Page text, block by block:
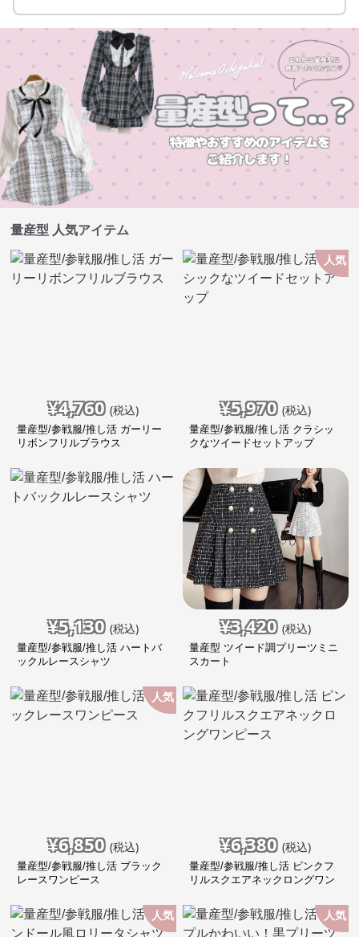
量産型 人気アイテム
¥4,760 (税込)
量産型/参戦服/推し活 ガーリー
リボンフリルブラウス
人気
¥5,970 (税込)
量産型/参戦服/推し活 クラシッ
クなツイードセットアップ
¥5,130 (税込)
量産型/参戦服/推し活 ハートバ
ックルレースシャツ
¥3,420 (税込)
量産型 ツイード調プリーツミニ
スカート
人気
¥6,850 (税込)
量産型/参戦服/推し活 ブラック
レースワンピース
¥6,380 (税込)
量産型/参戦服/推し活 ピンクフ
リルスクエアネックロングワン
人気 人気